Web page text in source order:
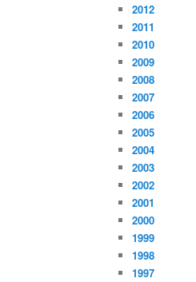
2012
2011
2010
2009
2008
2007
2006
2005
2004
2003
2002
2001
2000
1999
1998
1997